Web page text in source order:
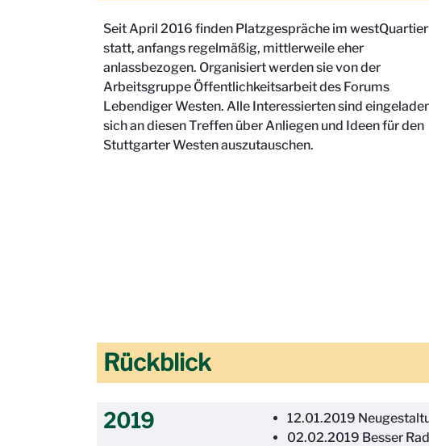
Seit April 2016 finden Platzgespräche im westQuartier
statt, anfangs regelmäßig, mittlerweile eher
anlassbezogen. Organisiert werden sie von der
Arbeitsgruppe Öffentlichkeitsarbeit des Forums
Lebendiger Westen. Alle Interessierten sind
sich an diesen Treffen über Anliegen und Ideen für den
Stuttgarter Westen auszutauschen.
Rückblick
2019
12.01.2019
02.02.2019 Besser